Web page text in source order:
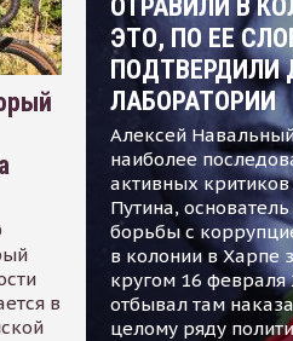
в
ОТРАВИЛИ В
ЭТО, ПО ЕЕ
ПОДТВЕРДИЛИ
ЛАБОРАТОРИИ
Алексей
наиболее
активных
Путина,
борьбы с
в колонии в Харпе
кругом 16 февраля
отбывал там
целому ряду